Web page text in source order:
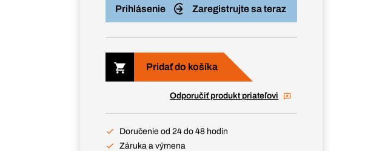
Prihlásenie Zaregistrujte sa teraz
Pridať do košíka
Odporučiť produkt priateľovi
Doručenie od 24 do 48 hodín
Záruka a výmena